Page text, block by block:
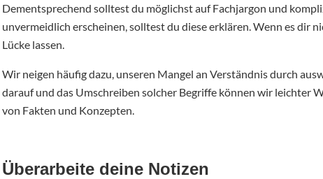
Dementsprechend solltest du möglichst auf Fachjargon und
unvermeidlich erscheinen, solltest du diese erklären. Wenn es dir
Lücke lassen.
Wir neigen häufig dazu, unseren Mangel an Verständnis durch
darauf und das Umschreiben solcher Begriffe können wir leichter
von Fakten und Konzepten.
Überarbeite deine Notizen